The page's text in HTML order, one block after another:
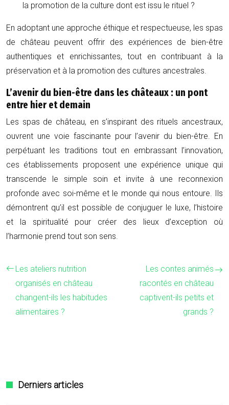
la promotion de la culture dont est issu le rituel ?
En adoptant une approche éthique et respectueuse, les spas
de château peuvent offrir des expériences de bien-être
authentiques et enrichissantes, tout en contribuant à la
préservation et à la promotion des cultures ancestrales.
L’avenir du bien-être dans les châteaux : un pont
entre hier et demain
Les spas de château, en s’inspirant des rituels ancestraux,
ouvrent une voie fascinante pour l’avenir du bien-être. En
perpétuant les traditions tout en embrassant l’innovation,
ces établissements proposent une expérience unique qui
transcende le simple soin et invite à une reconnexion
profonde avec soi-même et le monde qui nous entoure. Ils
démontrent qu’il est possible de conjuguer le luxe, l’histoire
et la spiritualité pour créer des lieux d’exception où
l’harmonie prend tout son sens.
Les ateliers nutrition
organisés en château
changent-ils les habitudes
alimentaires ?
Les contes animés
racontés en château
captivent-ils petits et
grands ?
Derniers articles